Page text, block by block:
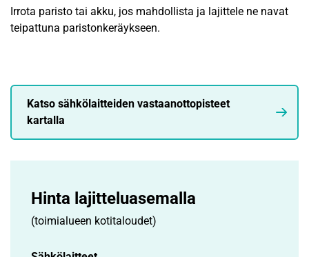
Irrota paristo tai akku, jos mahdollista ja lajittele ne navat
teipattuna paristonkeräykseen.
Katso sähkölaitteiden vastaanottopisteet
kartalla
Hinta lajittelu­asemalla
(toimialueen kotitaloudet)